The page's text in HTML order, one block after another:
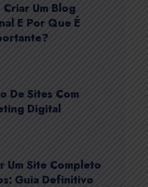
Criar Um Blog
E Por Que É
De Sites Com
Digital
Um Site Completo
Guia Definitivo